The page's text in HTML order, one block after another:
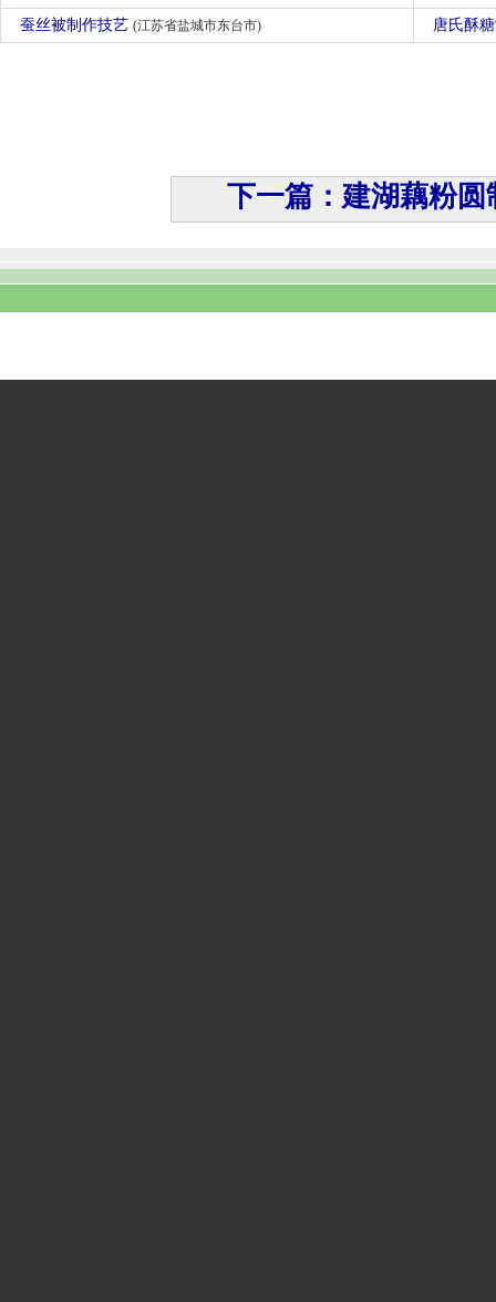
蚕丝被制作技艺 (江苏省盐城市东台市) 唐氏酥
下一篇：建湖藕粉圆